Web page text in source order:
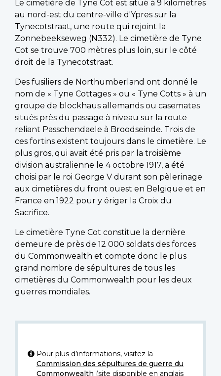
Le cimetière de Tyne Cot est situé à 9 kilomètres
au nord-est du centre-ville d'Ypres sur la
Tynecotstraat, une route qui rejoint la
Zonnebeekseweg (N332). Le cimetière de Tyne
Cot se trouve 700 mètres plus loin, sur le côté
droit de la Tynecotstraat.
Des fusiliers de Northumberland ont donné le
nom de « Tyne Cottages » ou « Tyne Cotts » à un
groupe de blockhaus allemands ou casemates
situés près du passage à niveau sur la route
reliant Passchendaele à Broodseinde. Trois de
ces fortins existent toujours dans le cimetière. Le
plus gros, qui avait été pris par la troisième
division australienne le 4 octobre 1917, a été
choisi par le roi George V durant son pèlerinage
aux cimetières du front ouest en Belgique et en
France en 1922 pour y ériger la Croix du
Sacrifice.
Le cimetière Tyne Cot constitue la dernière
demeure de près de 12 000 soldats des forces
du Commonwealth et compte donc le plus
grand nombre de sépultures de tous les
cimetières du Commonwealth pour les deux
guerres mondiales.
Pour plus d’informations, visitez la
Commission des sépultures de guerre du
Commonwealth (site disponible en anglais